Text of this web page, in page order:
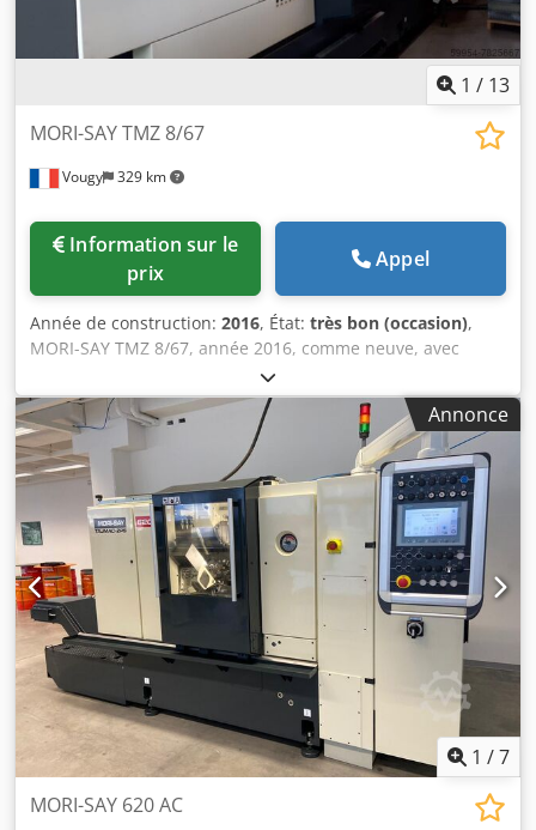
1 / 13
Vougy 329 km
MORI-SAY TMZ 8/67
prix
Appel
Année de construction: 2016, État: très bon (occasion),
MORI-SAY TMZ 8/67, année 2016, comme neuve, avec
seulement 1 an et demi de production avec : - embarreur
Cucchi-BLT intégré à faisceau pour barre de 5 m en
passage 52 mm Machine avec : - Denture Hirth - Pince de
serrage BZI SK80 - Siemens Sinumerik Solution Line 840 SL
pour la gestion : des 8 broches avec axes C des 8 coulisses
frontales axes W des 8 chariots transversaux axes XZ pos.
1, 2, 3, 4, 7 et positions 5, 6 avec axes Y avec 3 outils fixes
ou tournants position 8 : coupe axe U8 position 8 : pour
reprise arrière avec 3 outils fixes ou tournants - Convoyeur
à copeaux avec tambour magnétique - Bras récupérateur
de pièces Jx30lq - Tapis convoyeur de pièces - Système
anti-incendie Kraft et Bauer - Pompe haute pression Losma
70 bars 100 L/min Dwedjir Ikdjpfx Aclja - Refroidisseur
d'huile de coupe Green Box - Aspirateur de fumée UAS
Machine en très bonne condition, comme neuve, n'hésitez
pas à nous contacter pour plus d'informations.
Annonce
1 /7
MORI-SAY 620 AC